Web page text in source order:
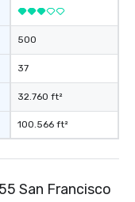
500
37
32.760 ft²
100.566 ft²
San Francisco